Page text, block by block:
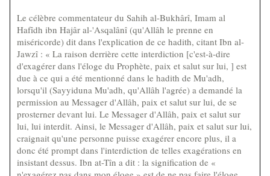
Le célèbre commentateur du Sahih al-Bukhârî, Imam al
Hafîdh ibn Hajâr al-'Asqalânî (qu'Allâh le prenne en
miséricorde) dit dans l'explication de ce hadith, citant Ibn al-
Jawzî : « La raison derrière cette interdiction [c'est-à-dire
d'exagérer dans l'éloge du Prophète, paix et salut sur lui, ] est
due à ce qui a été mentionné dans le hadith de Mu'adh,
lorsqu'il (Sayyiduna Mu'adh, qu'Allâh l'agrée) a demandé la
permission au Messager d'Allâh, paix et salut sur lui, de se
prosterner devant lui. Le Messager d'Allâh, paix et salut sur
lui, lui interdit. Ainsi, le Messager d'Allâh, paix et salut sur lui,
craignait qu'une personne puisse exagérer encore plus, il a
donc été prompt dans l'interdiction de telles exagérations en
insistant dessus. Ibn at-Tîn a dit : la signification de «